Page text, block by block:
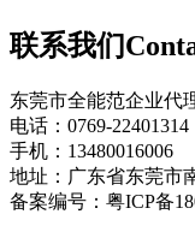
联系我们
东莞市全能范企业代
电话：0769-22401314
手机：13480016006
地址：广东省东莞市
备案编号：粤ICP备